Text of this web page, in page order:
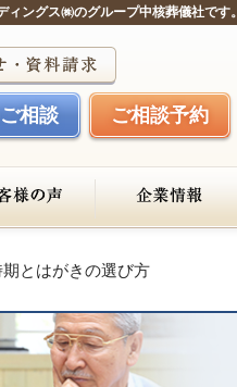
ングス㈱のグループ中核葬儀社です。
相談 ご相談予約
とはがきの選び方